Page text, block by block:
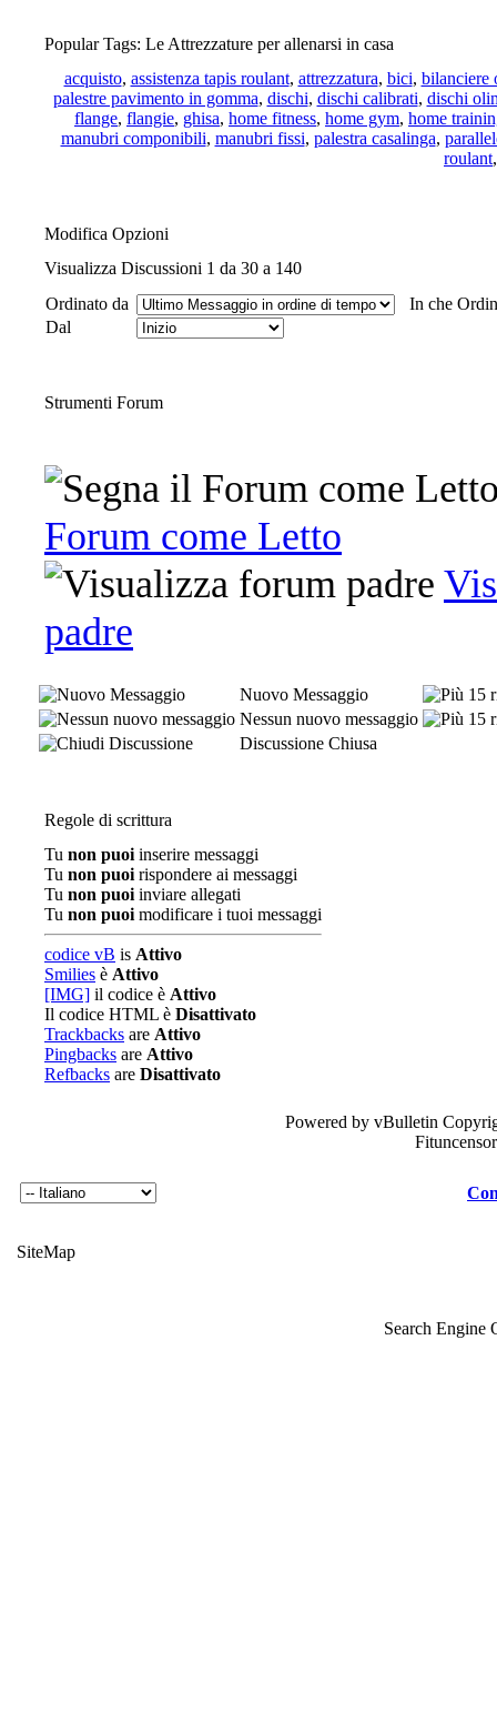
Popular Tags: Le Attrezzature per allenarsi in casa
acquisto, assistenza tapis roulant, attrezzatura, bici, bilanciere
palestre pavimento in gomma, dischi, dischi calibrati, dischi
flange, flangie, ghisa, home fitness, home gym, home
manubri componibili, manubri fissi, palestra casalinga,
roulant
Modifica Opzioni
Visualizza Discussioni 1 da 30 a 140
Ordinato da
In che
Dal
Strumenti Forum
Forum come Letto
padre
Nuovo Messaggio
Nessun nuovo messaggio
Discussione Chiusa
Regole di scrittura
Tu non puoi inserire messaggi
Tu non puoi rispondere ai messaggi
Tu non puoi inviare allegati
Tu non puoi modificare i tuoi messaggi
codice vB is Attivo
Smilies è Attivo
[IMG] il codice è Attivo
Il codice HTML è Disattivato
Trackbacks are Attivo
Pingbacks are Attivo
Refbacks are Disattivato
Powered by vBulletin
SiteMap
Search Engine